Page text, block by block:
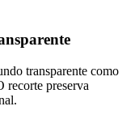
transparente como
recorte preserva